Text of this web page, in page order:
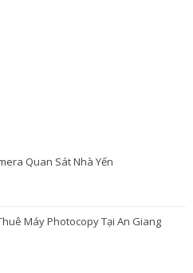
Quan Sát Nhà Yến
Máy Photocopy Tại An Giang